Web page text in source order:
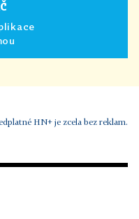
HN+ je zcela bez reklam.